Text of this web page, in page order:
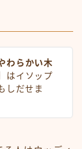
わらかい木
はイソップ
しだせま